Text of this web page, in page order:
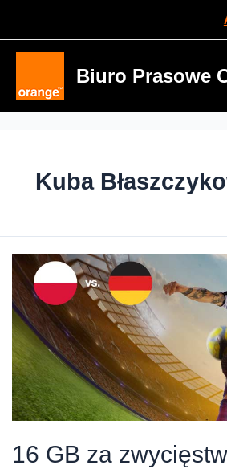
Biuro Prasowe
Kuba
16 GB za